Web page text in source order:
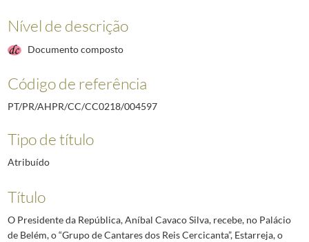
Nível de descrição
Documento composto
Código de referência
PT/PR/AHPR/CC/CC0218/004597
Tipo de título
Atribuído
Título
O Presidente da República, Aníbal Cavaco Silva, recebe, no Palácio
de Belém, o “Grupo de Cantares dos Reis Cercicanta”, Estarreja, o